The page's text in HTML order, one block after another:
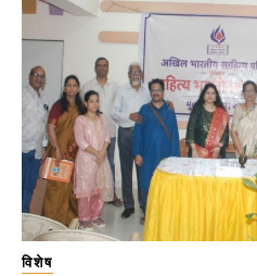
विशेष